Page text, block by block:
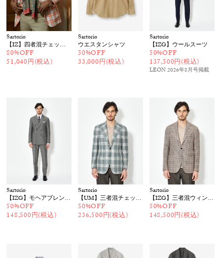
Sartorio
【IZ】四者混チェックジャケット
80%OFF
51,040円(税込)
Sartorio
ウエスタンシャツ
50%OFF
33,000円(税込)
Sartorio
【IZG】ウールスーツ
50%OFF
137,500円(税込)
LEON 2026年8月号掲載
Sartorio
【IZG】モヘアブレンド ダブルスーツ
50%OFF
148,500円(税込)
Sartorio
【UM】三者混チェックジャケット
50%OFF
236,500円(税込)
Sartorio
【IZG】三者混ウィンドウペーン チェックジャケット
50%OFF
148,500円(税込)